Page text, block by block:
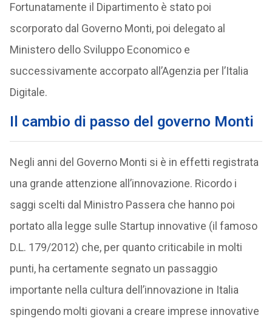
Fortunatamente il Dipartimento è stato poi
scorporato dal Governo Monti, poi delegato al
Ministero dello Sviluppo Economico e
successivamente accorpato all’Agenzia per l’Italia
Digitale.
Il cambio di passo del governo Monti
Negli anni del Governo Monti si è in effetti registrata
una grande attenzione all’innovazione. Ricordo i
saggi scelti dal Ministro Passera che hanno poi
portato alla legge sulle Startup innovative (il famoso
D.L. 179/2012) che, per quanto criticabile in molti
punti, ha certamente segnato un passaggio
importante nella cultura dell’innovazione in Italia
spingendo molti giovani a creare imprese innovative